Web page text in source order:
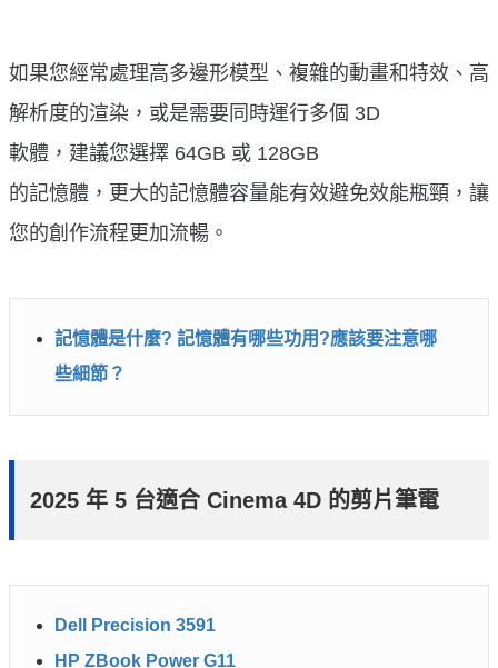
如果您經常處理高多邊形模型、複雜的動畫和特效、高
解析度的渲染，或是需要同時運行多個 3D
軟體，建議您選擇 64GB 或 128GB
的記憶體，更大的記憶體容量能有效避免效能瓶頸，讓
您的創作流程更加流暢。
記憶體是什麼? 記憶體有哪些功用?應該要注意哪
些細節？
2025 年 5 台適合 Cinema 4D 的剪片筆電
Dell Precision 3591
HP ZBook Power G11